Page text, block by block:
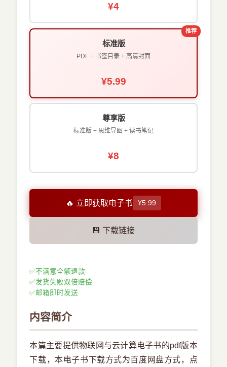
¥4
推荐
标准版
PDF + 书签目录 + 高清封面
¥5.99
尊享版
标准版 + 思维导图 + 读书笔记
¥8
🔥 立即获取电子书 ¥5.99
💾 下载链接
✅不满意全额退款
✅发货失败双倍赔偿
✅邮箱即时发送
内容简介
本篇主要提供物联网与云计算电子书的pdf版本
下载，本电子书下载方式为百度网盘方式，点